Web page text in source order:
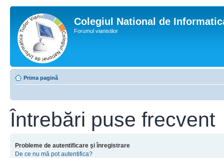
Colegiul National de
Forumul vianistilor
Prima pagină
Întrebări puse frecvent
Probleme de autentificare şi înregistrare
De ce nu mă pot autentifica?